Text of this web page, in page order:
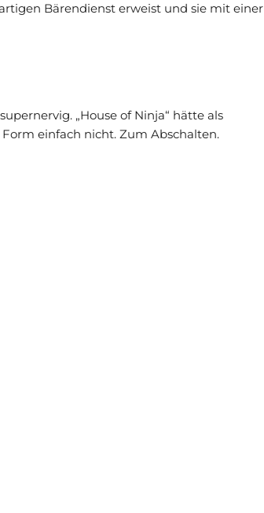
Bärendienst erweist und sie mit einer
„House of Ninja“ hätte als
einfach nicht. Zum Abschalten.